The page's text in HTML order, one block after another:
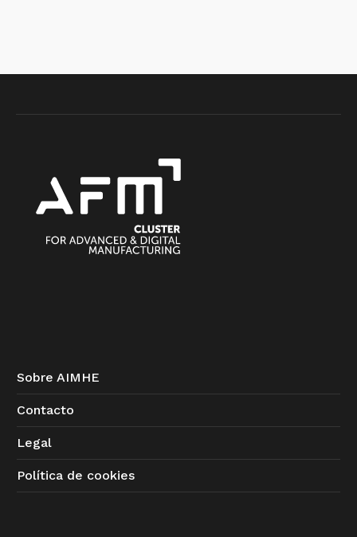
Sobre AIMHE
Contacto
Legal
Política de cookies